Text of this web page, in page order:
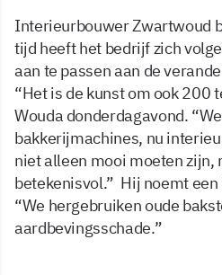
Interieurbouwer Zwartwoud
tijd heeft het bedrijf zich
aan te passen aan de
“Het is de kunst om ook 200
Wouda donderdagavond.
bakkerijmachines, nu
niet alleen mooi moeten zijn,
betekenisvol.” Hij noemt
“We hergebruiken oude
aardbevingsschade.”